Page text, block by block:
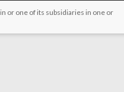
or one of its subsidiaries in one or